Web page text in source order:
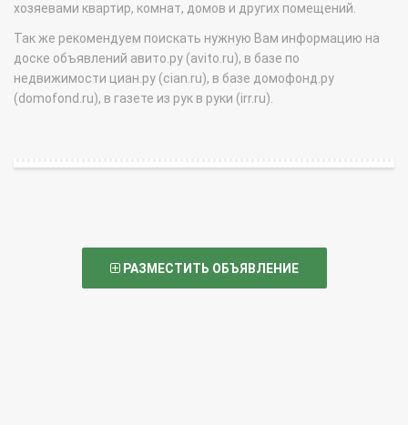
хозяевами квартир, комнат, домов и других помещений.
Так же рекомендуем поискать нужную Вам информацию на
доске объявлений авито.ру (avito.ru), в базе по
недвижимости циан.ру (cian.ru), в базе домофонд.ру
(domofond.ru), в газете из рук в руки (irr.ru).
РАЗМЕСТИТЬ ОБЪЯВЛЕНИЕ